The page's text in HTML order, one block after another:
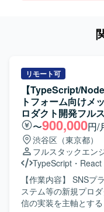
リモート可
【TypeScript/
トフォーム向けメ
ロダクト開発フル
〜900,000円/
渋谷区（東京都）
フルスタックエン
TypeScript ・ React
【作業内容】 SNSプラットフォーム向けメッセージ配信シ
ステム等の新規プロ
信の実装を主軸とす